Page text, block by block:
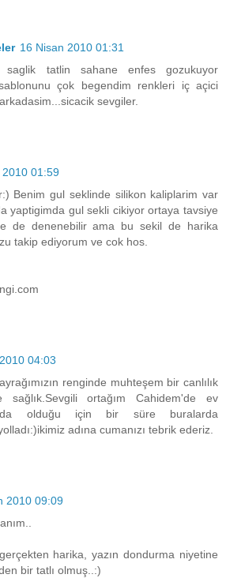
16 Nisan 2010 01:31
saglik tatlin sahane enfes gozukuyor
çok begendim renkleri iç açici
sevgiler.
2010 01:59
Benim gul seklinde silikon kaliplarim var
yaptigimda gul sekli cikiyor ortaya tavsiye
de denenebilir ama bu sekil de harika
takip ediyorum ve cok hos.
04:03
renginde muhteşem bir canlılık
sağlık.Sevgili ortağım Cahidem'de ev
olduğu için bir süre buralarda
adına cumanızı tebrik ederiz.
2010 09:09
harika, yazın dondurma niyetine
bir tatlı olmuş..:)